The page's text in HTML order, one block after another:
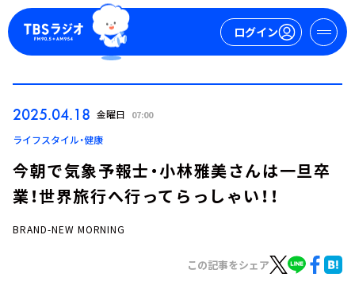
ログイン
ログイン
2025.04.18 金曜日 07:00
ライフスタイル・健康
今朝で気象予報士・小林雅美さんは一旦卒
業！世界旅行へ行ってらっしゃい！！
BRAND-NEW MORNING
この記事をシェア